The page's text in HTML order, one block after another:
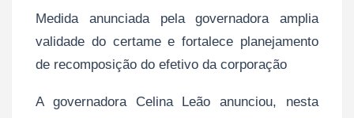
Medida anunciada pela governadora amplia
validade do certame e fortalece planejamento
de recomposição do efetivo da corporação
A governadora Celina Leão anunciou, nesta